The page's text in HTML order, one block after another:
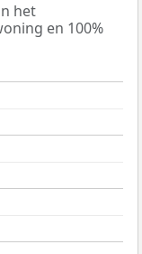
het
en 100%